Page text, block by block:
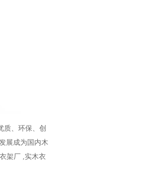
质、环保、创
展成为国内木
架厂 ,实木衣